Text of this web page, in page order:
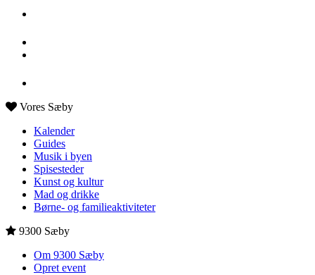
Vores Sæby
Kalender
Guides
Musik i byen
Spisesteder
Kunst og kultur
Mad og drikke
Børne- og familieaktiviteter
9300 Sæby
Om 9300 Sæby
Opret event